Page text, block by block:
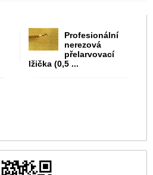
Profesionální
nerezová
přelarvovací
lžička (0,5 ...